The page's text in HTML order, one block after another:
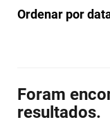
Boas
Boas
Boas
Ordenar por
Foram
resultados.